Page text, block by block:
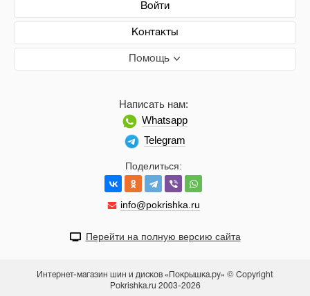
Войти
Контакты
Помощь
Поделиться:
info@pokrishka.ru
Написать нам:
Whatsapp
Telegram
Перейти на полную версию сайта
Интернет-магазин шин и дисков «Покрышка.ру» © Copyright
Pokrishka.ru 2003-2026